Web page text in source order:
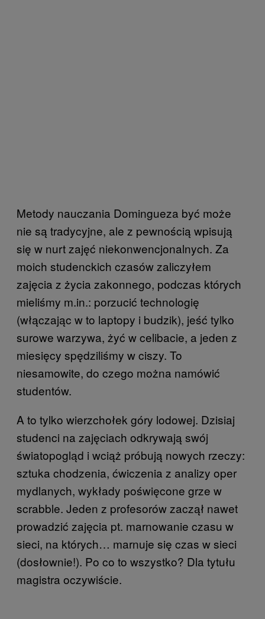
Metody nauczania Domingueza być może
nie są tradycyjne, ale z pewnością wpisują
się w nurt zajęć niekonwencjonalnych. Za
moich studenckich czasów zaliczyłem
zajęcia z życia zakonnego, podczas których
mieliśmy m.in.: porzucić technologię
(włączając w to laptopy i budzik), jeść tylko
surowe warzywa, żyć w celibacie, a jeden z
miesięcy spędziliśmy w ciszy. To
niesamowite, do czego można namówić
studentów.
A to tylko wierzchołek góry lodowej. Dzisiaj
studenci na zajęciach odkrywają swój
światopogląd i wciąż próbują nowych rzeczy:
sztuka chodzenia, ćwiczenia z analizy oper
mydlanych, wykłady poświęcone grze w
scrabble. Jeden z profesorów zaczął nawet
prowadzić zajęcia pt. marnowanie czasu w
sieci, na których… marnuje się czas w sieci
(dosłownie!). Po co to wszystko? Dla tytułu
magistra oczywiście.